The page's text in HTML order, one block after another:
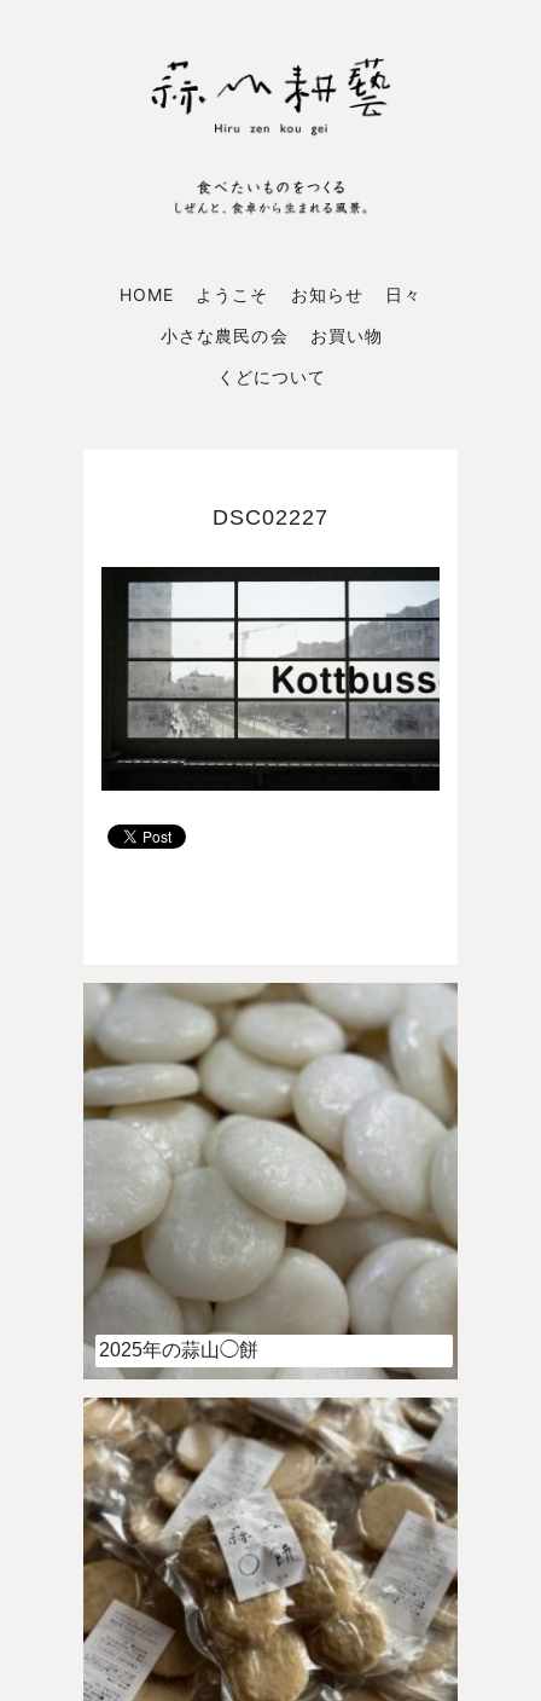
HOME ようこそ お知らせ
日々
小さな農民の会
お買い物
くどについて
DSC02227
2025年の蒜山◯餅